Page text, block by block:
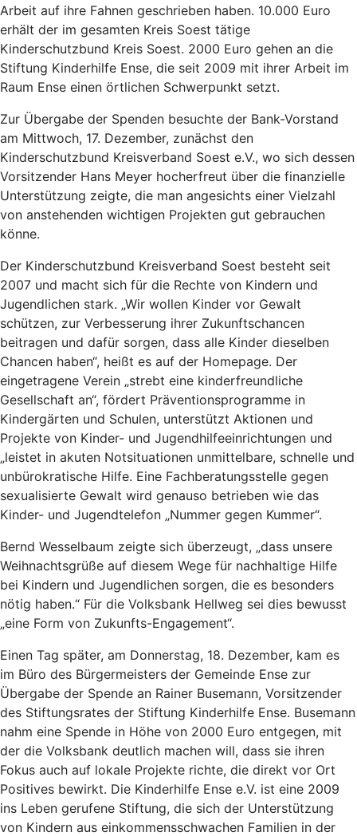
Arbeit auf ihre Fahnen geschrieben haben. 10.000 Euro
erhält der im gesamten Kreis Soest tätige
Kinderschutzbund Kreis Soest. 2000 Euro gehen an die
Stiftung Kinderhilfe Ense, die seit 2009 mit ihrer Arbeit im
Raum Ense einen örtlichen Schwerpunkt setzt.
Zur Übergabe der Spenden besuchte der Bank-Vorstand
am Mittwoch, 17. Dezember, zunächst den
Kinderschutzbund Kreisverband Soest e.V., wo sich dessen
Vorsitzender Hans Meyer hocherfreut über die finanzielle
Unterstützung zeigte, die man angesichts einer Vielzahl
von anstehenden wichtigen Projekten gut gebrauchen
könne.
Der Kinderschutzbund Kreisverband Soest besteht seit
2007 und macht sich für die Rechte von Kindern und
Jugendlichen stark. „Wir wollen Kinder vor Gewalt
schützen, zur Verbesserung ihrer Zukunftschancen
beitragen und dafür sorgen, dass alle Kinder dieselben
Chancen haben“, heißt es auf der Homepage. Der
eingetragene Verein „strebt eine kinderfreundliche
Gesellschaft an“, fördert Präventionsprogramme in
Kindergärten und Schulen, unterstützt Aktionen und
Projekte von Kinder- und Jugendhilfeeinrichtungen und
„leistet in akuten Notsituationen unmittelbare, schnelle und
unbürokratische Hilfe. Eine Fachberatungsstelle gegen
sexualisierte Gewalt wird genauso betrieben wie das
Kinder- und Jugendtelefon „Nummer gegen Kummer“.
Bernd Wesselbaum zeigte sich überzeugt, „dass unsere
Weihnachtsgrüße auf diesem Wege für nachhaltige Hilfe
bei Kindern und Jugendlichen sorgen, die es besonders
nötig haben.“ Für die Volksbank Hellweg sei dies bewusst
„eine Form von Zukunfts-Engagement“.
Einen Tag später, am Donnerstag, 18. Dezember, kam es
im Büro des Bürgermeisters der Gemeinde Ense zur
Übergabe der Spende an Rainer Busemann, Vorsitzender
des Stiftungsrates der Stiftung Kinderhilfe Ense. Busemann
nahm eine Spende in Höhe von 2000 Euro entgegen, mit
der die Volksbank deutlich machen will, dass sie ihren
Fokus auch auf lokale Projekte richte, die direkt vor Ort
Positives bewirkt. Die Kinderhilfe Ense e.V. ist eine 2009
ins Leben gerufene Stiftung, die sich der Unterstützung
von Kindern aus einkommensschwachen Familien in der